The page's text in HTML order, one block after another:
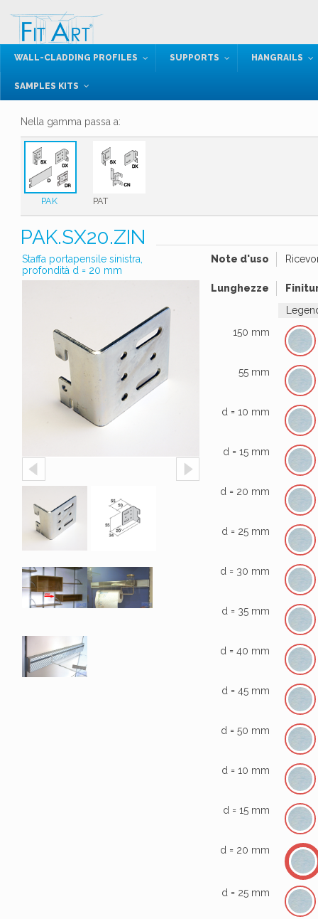
WALL-CLADDING PROFILES SUPPORTS HANGRAILS
SAMPLES KITS
Nella gamma passa a:
PAK PAT
PAK.SX20.ZIN
Staffa portapensile sinistra,
profondità d = 20 mm
Note d'uso
Lunghezze
150 mm
55 mm
d = 10 mm
d = 15 mm
d = 20 mm
d = 25 mm
d = 30 mm
d = 35 mm
d = 40 mm
d = 45 mm
d = 50 mm
d = 10 mm
d = 15 mm
d = 20 mm
d = 25 mm